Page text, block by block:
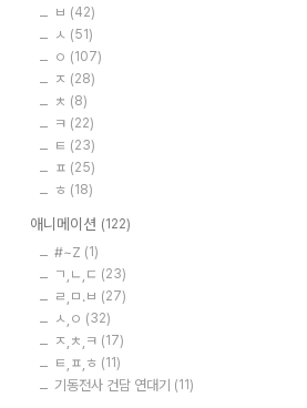
ㅂ (42)
ㅅ (51)
ㅇ (107)
ㅈ (28)
ㅊ (8)
ㅋ (22)
ㅌ (23)
ㅍ (25)
ㅎ (18)
애니메이션 (122)
#~Z (1)
ㄱ,ㄴ,ㄷ (23)
ㄹ,ㅁ.ㅂ (27)
ㅅ,ㅇ (32)
ㅈ,ㅊ,ㅋ (17)
ㅌ,ㅍ,ㅎ (11)
기동전사 건담 연대기 (11)